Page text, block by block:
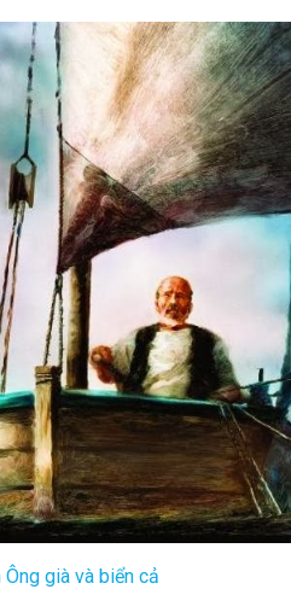
Ông già và biển cả